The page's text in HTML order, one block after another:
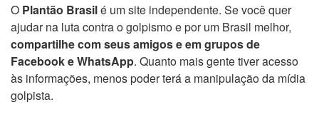
O Plantão Brasilé um site independente. Se você quer
ajudar na luta contra o golpismo e por um Brasil melhor,
compartilhe com seus amigos e em grupos de
Facebook e WhatsApp. Quanto mais gente tiver acesso
às informações, menos poder terá a manipulação da mídia
golpista.